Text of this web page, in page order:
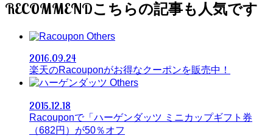
RECOMMEND
Others
2016.09.24
楽天のRacouponがお得なクーポンを販売中！
Others
2015.12.18
Racouponで「ハーゲンダッツ ミニカップギフト券
（682円）が50％オフ